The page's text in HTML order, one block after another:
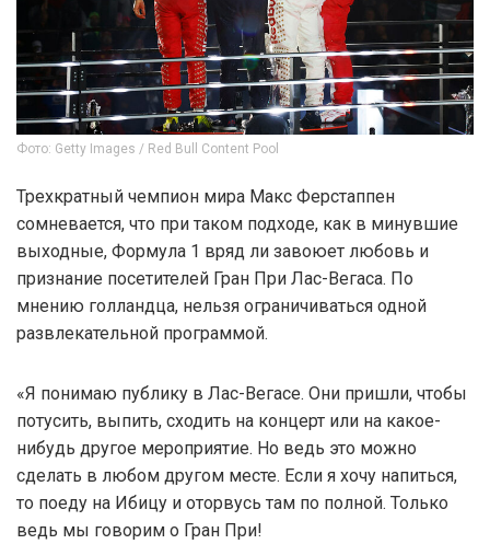
Фото: Getty Images / Red Bull Content Pool
Трехкратный чемпион мира Макс Ферстаппен
сомневается, что при таком подходе, как в минувшие
выходные, Формула 1 вряд ли завоюет любовь и
признание посетителей Гран При Лас-Вегаса. По
мнению голландца, нельзя ограничиваться одной
развлекательной программой.
«Я понимаю публику в Лас-Вегасе. Они пришли, чтобы
потусить, выпить, сходить на концерт или на какое-
нибудь другое мероприятие. Но ведь это можно
сделать в любом другом месте. Если я хочу напиться,
то поеду на Ибицу и оторвусь там по полной. Только
ведь мы говорим о Гран При!